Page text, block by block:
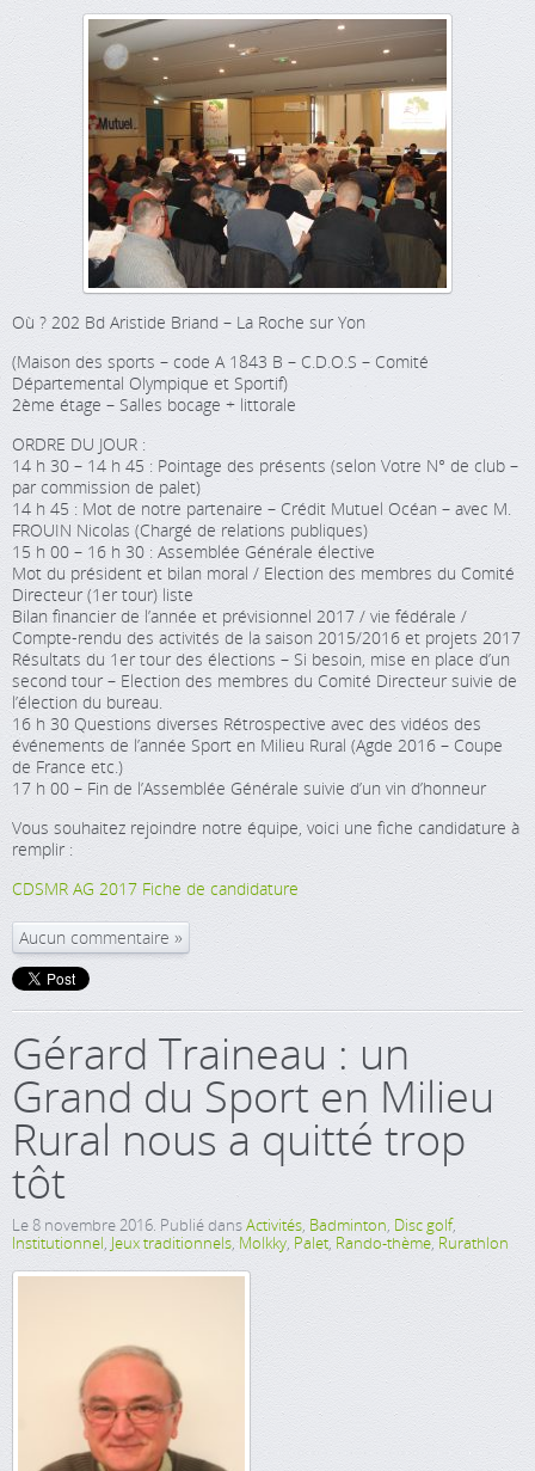
Où ? 202 Bd Aristide Briand – La Roche sur Yon
(Maison des sports – code A 1843 B – C.D.O.S – Comité
Départemental Olympique et Sportif)
2ème étage – Salles bocage + littorale
ORDRE DU JOUR :
14 h 30 – 14 h 45 : Pointage des présents (selon Votre N° de club –
par commission de palet)
14 h 45 : Mot de notre partenaire – Crédit Mutuel Océan – avec M.
FROUIN Nicolas (Chargé de relations publiques)
15 h 00 – 16 h 30 : Assemblée Générale élective
Mot du président et bilan moral / Election des membres du Comité
Directeur (1er tour) liste
Bilan financier de l’année et prévisionnel 2017 / vie fédérale /
Compte-rendu des activités de la saison 2015/2016 et projets 2017
Résultats du 1er tour des élections – Si besoin, mise en place d’un
second tour – Election des membres du Comité Directeur suivie de
l’élection du bureau.
16 h 30 Questions diverses Rétrospective avec des vidéos des
événements de l’année Sport en Milieu Rural (Agde 2016 – Coupe
de France etc.)
17 h 00 – Fin de l’Assemblée Générale suivie d’un vin d’honneur
Vous souhaitez rejoindre notre équipe, voici une fiche candidature à
remplir :
CDSMR AG 2017 Fiche de candidature
Aucun commentaire
Gérard Traineau : un
Grand du Sport en Milieu
Rural nous a quitté trop
tôt
Le8 novembre 2016 . Publié dansActivités Badminton Disc golf,
Institutionnel Jeux traditionnels ,Molkky Palet Rando-thème Rurathlon